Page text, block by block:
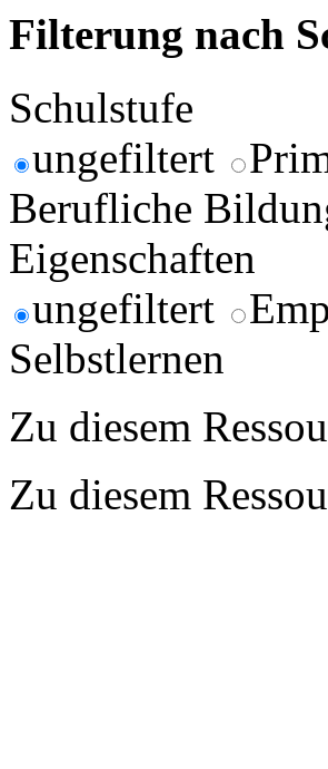
Filterung nach
Schulstufe
ungefiltert
Berufliche
Eigenschaften
ungefiltert
Selbstlernen
Zu diesem
Zu diesem